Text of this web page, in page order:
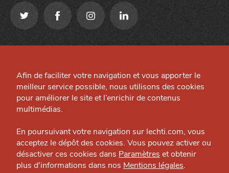
Grande Cause
Nous contacter
Politique éditoriale
Espace presse
HTITE
C
A
N
Préférences cookies
Site créé par
Afin de faciliter votre navigation et vous apporter le
meilleur service possible, nous utilisons des cookies
pour améliorer le site et l’enrichir de contenus
multimédias.
En poursuivant votre navigation sur lechti.com, vous
acceptez le dépôt des cookies. Vous pouvez activer ou
désactiver ces cookies dans Paramètres et obtenir
plus d'informations dans nos Mentions légales.
J'accepte